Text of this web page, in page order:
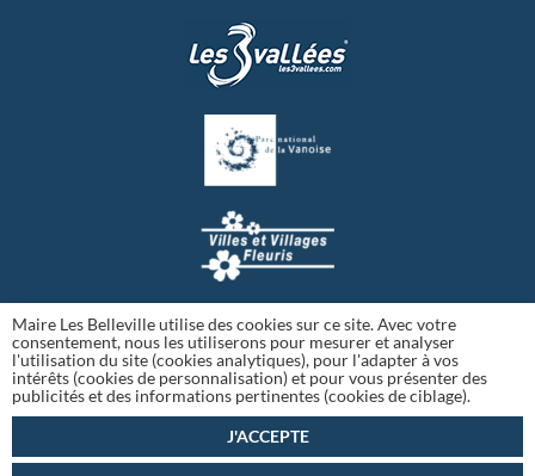
Maire Les Belleville utilise des cookies sur ce site. Avec votre
consentement, nous les utiliserons pour mesurer et analyser
l'utilisation du site (cookies analytiques), pour l'adapter à vos
intérêts (cookies de personnalisation) et pour vous présenter des
publicités et des informations pertinentes (cookies de ciblage).
J'ACCEPTE